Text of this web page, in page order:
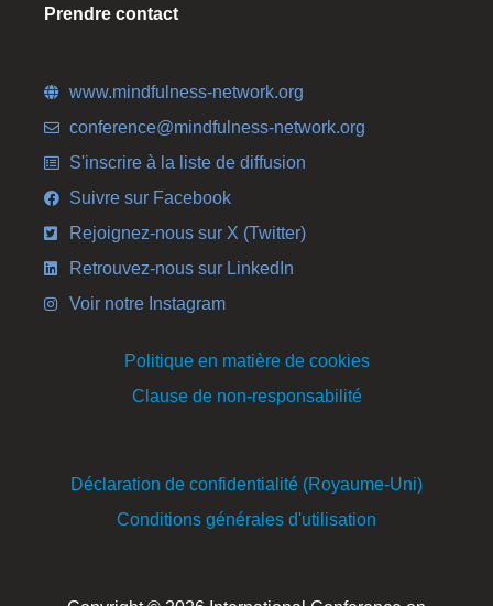
Prendre contact
www.mindfulness-network.org
conference@mindfulness-network.org
S'inscrire à la liste de diffusion
Suivre sur Facebook
Rejoignez-nous sur X (Twitter)
Retrouvez-nous sur LinkedIn
Voir notre Instagram
Politique en matière de cookies
Clause de non-responsabilité
Déclaration de confidentialité (Royaume-Uni)
Conditions générales d'utilisation